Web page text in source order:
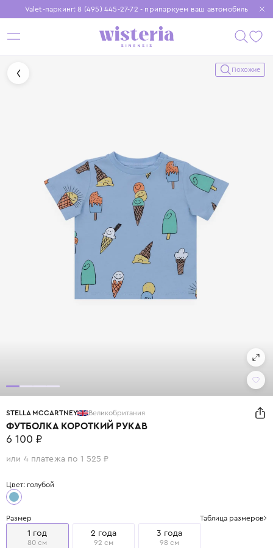
Valet-паркинг: 8 (495) 445-27-72 - припаркуем ваш автомобиль
Бесплатная доставка при заказе от 15 000 ₽
Установите приложение, чтобы покупки были еще удобнее
Похожие
STELLA MCCARTNEY Великобритания
ФУТБОЛКА КОРОТКИЙ РУКАВ
6 100 ₽
или 4 платежа по 1 525 ₽
Цвет: голубой
Размер Таблица размеров
1 год
80 см
2 года
92 см
3 года
98 см